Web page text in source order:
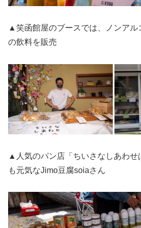
▲笑函館屋のブースでは、ノンアル
の飲料を販売
▲人気のパン店「ちいさなしあわ
も元気なJimo豆腐soiaさん